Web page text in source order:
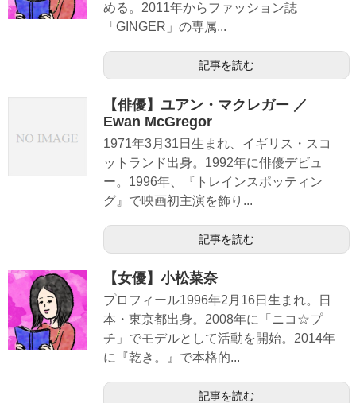
める。2011年からファッション誌
「GINGER」の専属...
記事を読む
【俳優】ユアン・マクレガー ／
Ewan McGregor
1971年3月31日生まれ、イギリス・スコ
ットランド出身。1992年に俳優デビュ
ー。1996年、『トレインスポッティン
グ』で映画初主演を飾り...
記事を読む
【女優】小松菜奈
プロフィール1996年2月16日生まれ。日
本・東京都出身。2008年に「ニコ☆プ
チ」でモデルとして活動を開始。2014年
に『乾き。』で本格的...
記事を読む